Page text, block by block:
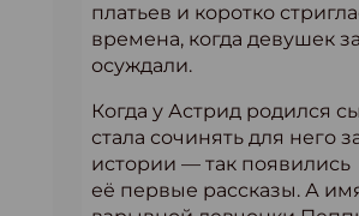
платьев и коротко
времена, когда девушек
осуждали.
Когда у Астрид родился
стала сочинять для него
истории — так появились
её первые рассказы. А